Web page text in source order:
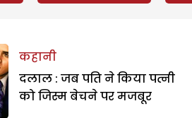
कहानी
दलाल : जब पति ने किया पत्नी
को जिस्म बेचने पर मजबूर